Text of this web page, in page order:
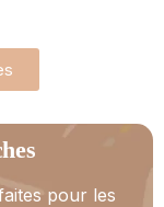
pour les